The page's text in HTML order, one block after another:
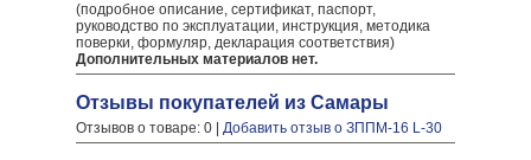
(подробное описание, сертификат, паспорт,
руководство по эксплуатации, инструкция, методика
поверки, формуляр, декларация соответствия)
Дополнительных материалов нет.
Отзывы покупателей из Самары
Отзывов о товаре: 0 | Добавить отзыв о ЗППМ-16 L-30